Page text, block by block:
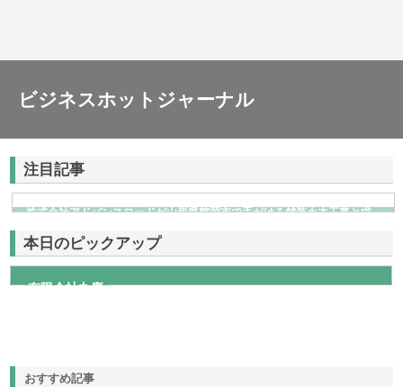
ビジネスホットジャーナル
注目記事
株式会社アドバンスロードが山形県鶴岡市で手がける舗装土木工事と求
本日のピックアップ
有限会社丸慶
おすすめ記事